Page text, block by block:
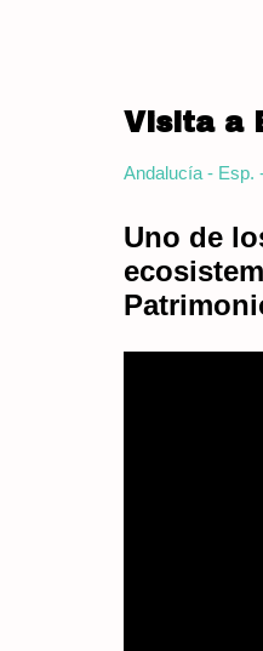
Visita a
Andalucía - Esp.
Uno de